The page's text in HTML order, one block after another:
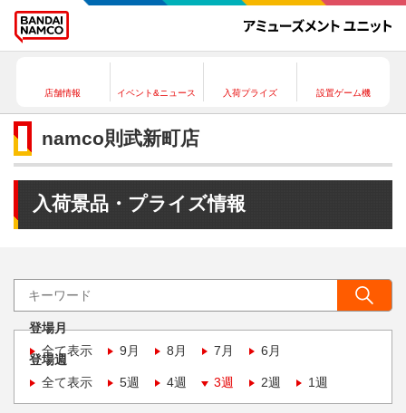
店舗情報 イベント&ニュース 入荷プライズ 設置ゲーム機
namco則武新町店
入荷景品・プライズ情報
登場月
全て表示
9月 8月 7月 6月
登場週
全て表示
5週 4週 3週 2週 1週